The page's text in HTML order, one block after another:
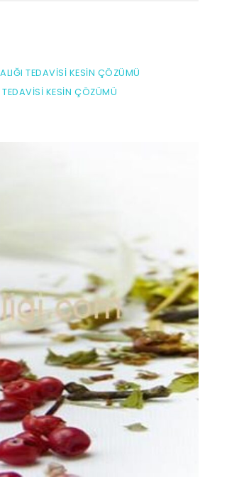
TEDAVISI KESIN ÇÖZÜMÜ
TEDAVISI KESIN ÇÖZÜMÜ